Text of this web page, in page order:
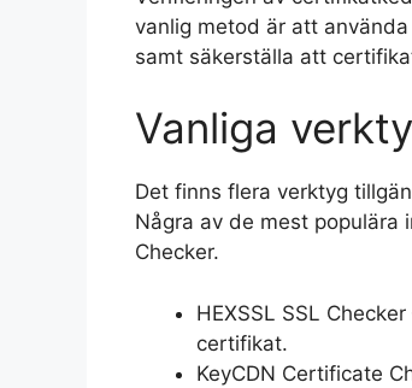
vanlig metod är att
samt säkerställa att
Vanliga
Det finns flera verktyg
Några av de mest populära
Checker.
HEXSSL SSL
certifikat.
KeyCDN Certificate